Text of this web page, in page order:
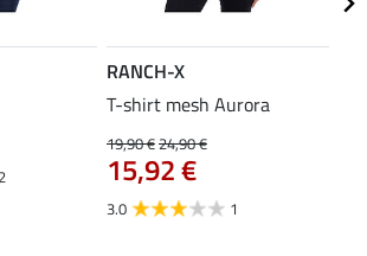
2
RANCH-X
T-shirt mesh Aurora
19,90 €24,90 €
15,92 €
3.0 1